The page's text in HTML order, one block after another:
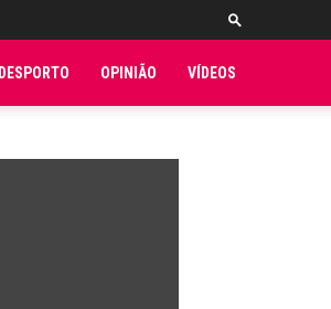
DESPORTO OPINIÃO VÍDEOS